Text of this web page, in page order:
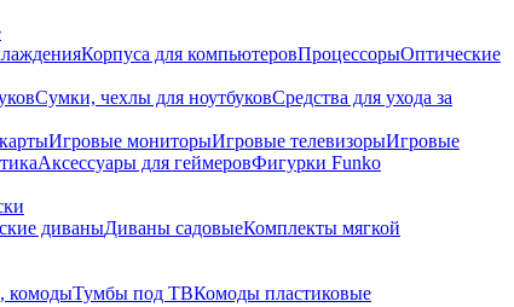
Корпуса для компьютеровПроцессорыОптические
Сумки, чехлы для ноутбуковСредства для ухода за
Игровые мониторыИгровые телевизорыИгровые
Аксессуары для геймеровФигурки Funko
диваныДиваны садовыеКомплекты мягкой
комодыТумбы под ТВКомоды пластиковые